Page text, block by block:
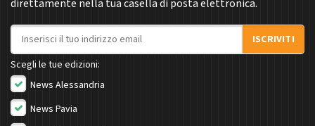
direttamente nella tua casella di posta elettronica.
Indirizzo email
ISCRIVITI
Scegli le tue edizioni:
News Alessandria
News Pavia